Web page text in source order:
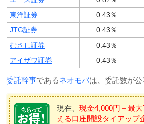
東洋証券
0.43％
JTG証券
0.43％
むさし証券
0.43％
アイザワ証券
0.43％
委託幹事であるネオモバは、委託数が公
現在、 現金4,000円＋最
える口座開設タイアップ